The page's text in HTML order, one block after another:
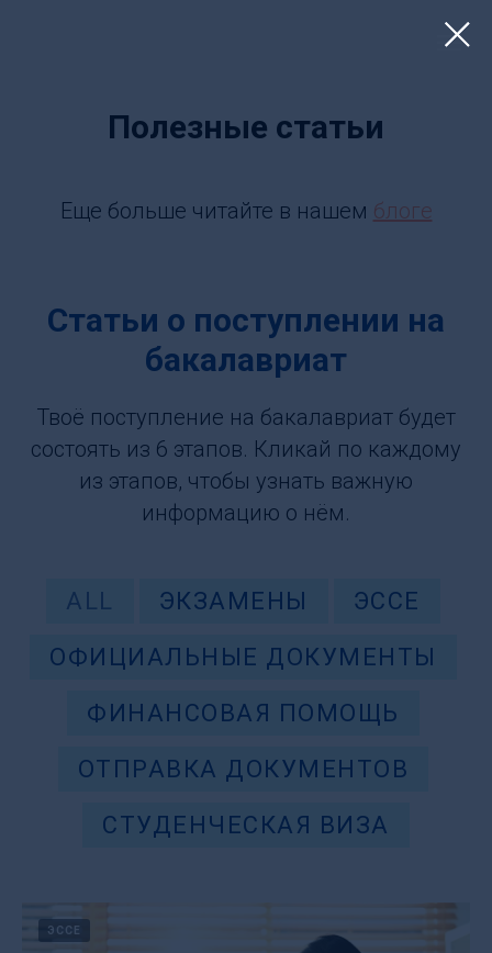
Полезные статьи
Еще больше читайте в нашем блоге
Статьи о поступлении на
бакалавриат
Твоё поступление на бакалавриат будет
состоять из 6 этапов. Кликай по каждому
из этапов, чтобы узнать важную
информацию о нём.
ALL ЭКЗАМЕНЫ ЭССЕ
ОФИЦИАЛЬНЫЕ ДОКУМЕНТЫ
ФИНАНСОВАЯ ПОМОЩЬ
ОТПРАВКА ДОКУМЕНТОВ
СТУДЕНЧЕСКАЯ ВИЗА
ЭССЕ